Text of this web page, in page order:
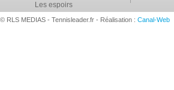
Les espoirs
© RLS MEDIAS - Tennisleader.fr - Réalisation : Canal-Web